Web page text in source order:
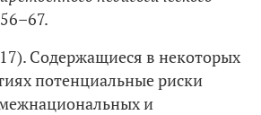
Содержащиеся в некоторых
потенциальные риски
и